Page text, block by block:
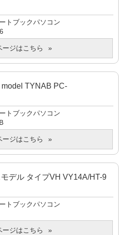
トブックパソコン
ージはこちら
TYNAB PC-
トブックパソコン
ージはこちら
デル タイプVH VY14A/HT-9
トブックパソコン
ージはこちら